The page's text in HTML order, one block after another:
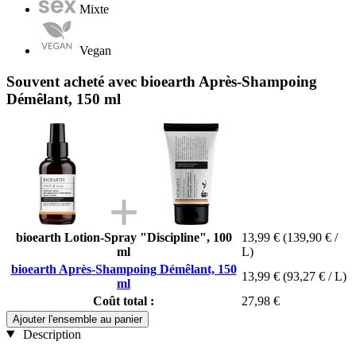
Mixte
Vegan
Souvent acheté avec bioearth Après-Shampoing
Démêlant, 150 ml
bioearth Lotion-Spray "Discipline", 100
ml
13,99 € (139,90 € /
L)
bioearth Après-Shampoing Démêlant, 150
ml
13,99 € (93,27 € / L)
Coût total :
27,98 €
Ajouter l'ensemble au panier
Description